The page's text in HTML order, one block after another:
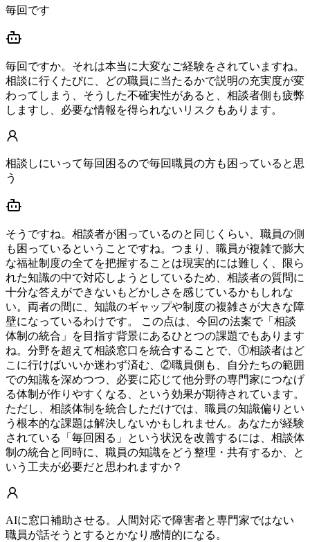
毎回です
毎回ですか。それは本当に大変なご経験をされていますね。
相談に行くたびに、どの職員に当たるかで説明の充実度が変
わってしまう、そうした不確実性があると、相談者側も疲弊
しますし、必要な情報を得られないリスクもあります。
相談しにいって毎回困るので毎回職員の方も困っていると思
う
そうですね。相談者が困っているのと同じくらい、職員の側
も困っているということですね。つまり、職員が複雑で膨大
な福祉制度の全てを把握することは現実的には難しく、限ら
れた知識の中で対応しようとしているため、相談者の質問に
十分な答えができないもどかしさを感じているかもしれな
い。両者の間に、知識のギャップや制度の複雑さが大きな障
壁になっているわけです。 この点は、今回の法案で「相談
体制の統合」を目指す背景にあるひとつの課題でもあります
ね。分野を超えて相談窓口を統合することで、①相談者はど
こに行けばいいか迷わず済む、②職員側も、自分たちの範囲
での知識を深めつつ、必要に応じて他分野の専門家につなげ
る体制が作りやすくなる、という効果が期待されています。
ただし、相談体制を統合しただけでは、職員の知識偏りとい
う根本的な課題は解決しないかもしれません。あなたが経験
されている「毎回困る」という状況を改善するには、相談体
制の統合と同時に、職員の知識をどう整理・共有するか、と
いう工夫が必要だと思われますか？
AIに窓口補助させる。人間対応で障害者と専門家ではない
職員が話そうとするとかなり感情的になる。